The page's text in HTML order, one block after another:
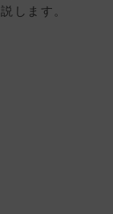
します。